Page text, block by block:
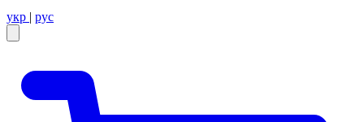
укр | рус